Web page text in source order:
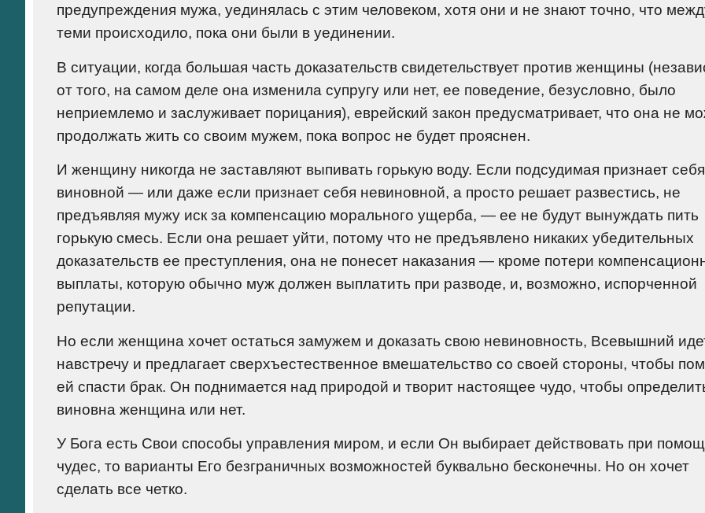
предупреждения мужа, уединялась с этим человеком, хотя они и не знают точно, что
теми происходило, пока они были в уединении.
В ситуации, когда большая часть доказательств свидетельствует против женщины
от того, на самом деле она изменила супругу или нет, ее поведение, безусловно, было
неприемлемо и заслуживает порицания), еврейский закон предусматривает, что она не
продолжать жить со своим мужем, пока вопрос не будет прояснен.
И женщину никогда не заставляют выпивать горькую воду. Если подсудимая признает себя
виновной — или даже если признает себя невиновной, а просто решает развестись, не
предъявляя мужу иск за компенсацию морального ущерба, — ее не будут вынуждать пить
горькую смесь. Если она решает уйти, потому что не предъявлено никаких убедительных
доказательств ее преступления, она не понесет наказания — кроме потери
выплаты, которую обычно муж должен выплатить при разводе, и, возможно, испорченной
репутации.
Но если женщина хочет остаться замужем и доказать свою невиновность, Всевышний
навстречу и предлагает сверхъестественное вмешательство со своей стороны, чтобы
ей спасти брак. Он поднимается над природой и творит настоящее чудо, чтобы
виновна женщина или нет.
У Бога есть Свои способы управления миром, и если Он выбирает действовать при
чудес, то варианты Его безграничных возможностей буквально бесконечны. Но он хочет
сделать все четко.